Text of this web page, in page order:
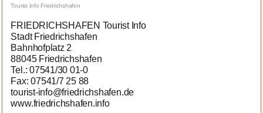
Tourist Info Friedrichshafen
FRIEDRICHSHAFEN Tourist Info
Stadt Friedrichshafen
Bahnhofplatz 2
88045 Friedrichshafen
Tel.: 07541/30 01-0
Fax: 07541/7 25 88
tourist-info@friedrichshafen.de
www.friedrichshafen.info